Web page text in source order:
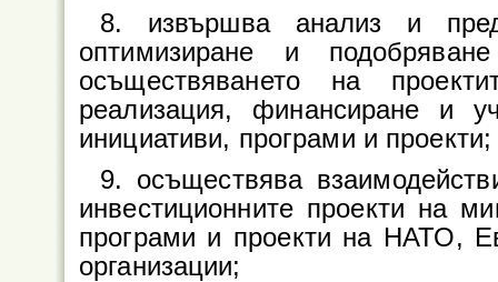
8. извършва анализ и
оптимизиране и
осъществяването на
реализация, финансиране и
инициативи, програми и проекти;
9. осъществява
инвестиционните проекти на
програми и проекти на НАТО,
организации;